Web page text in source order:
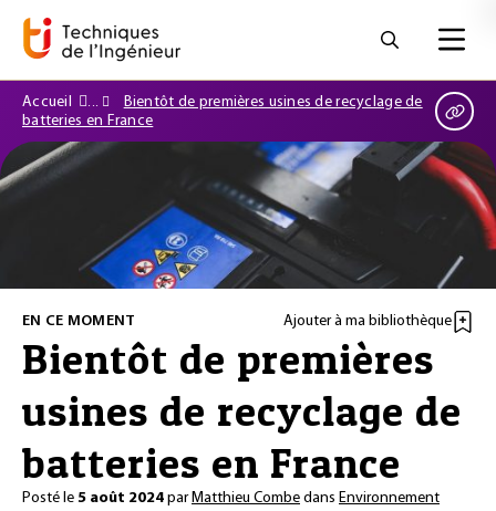
Accueil
Bientôt de premières usines de recyclage de
batteries en France
EN CE MOMENT Ajouter à ma bibliothèque
Bientôt de premières
usines de recyclage de
batteries en France
Posté le 5 août 2024 parMatthieu Combe dans Environnement